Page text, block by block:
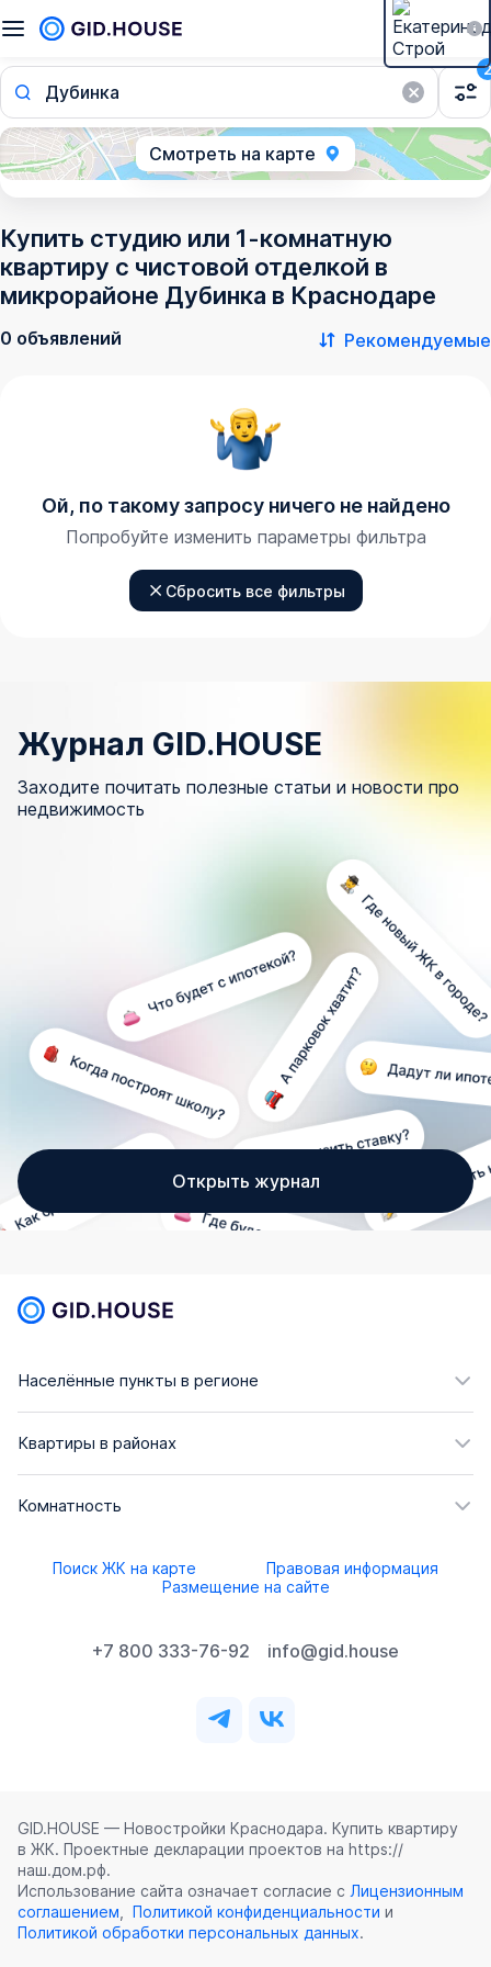
Дубинка
2
Смотреть на карте
Купить студию или 1-комнатную
квартиру с чистовой отделкой в
микрорайоне Дубинка в Краснодаре
0 объявлений Рекомендуемые
Ой, по такому запросу ничего не найдено
Попробуйте изменить параметры фильтра
Сбросить все фильтры
Журнал GID.HOUSE
Заходите почитать полезные статьи и новости про
недвижимость
Открыть журнал
Населённые пункты в регионе
Квартиры в районах
Комнатность
Поиск ЖК на карте
Правовая информация
Размещение на сайте
+7 800 333-76-92 info@gid.house
GID.HOUSE — Новостройки Краснодара. Купить квартиру
в ЖК. Проектные декларации проектов на https://
наш.дом.рф.
Использование сайта означает согласие с Лицензионным
соглашением
Политикой конфиденциальности и
Политикой обработки персональных данных.